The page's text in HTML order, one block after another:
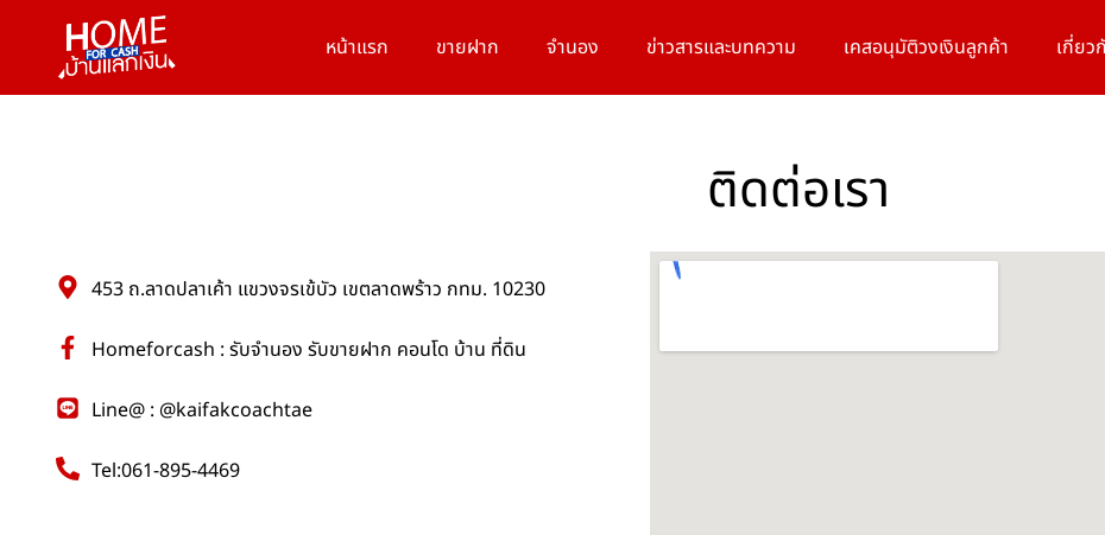
หน้าแรก ขายฝาก จำนอง ข่าวสารและบทความ เคสอนุมัติวงเงินลูกค้า เกี่ยว
ติดต่อเรา
453 ถ.ลาดปลาเค้า แขวงจรเข้บัว เขตลาดพร้าว กทม. 10230
Homeforcash : รับจำนอง รับขายฝาก คอนโด บ้าน ที่ดิน
Line@ : @kaifakcoachtae
Tel:061-895-4469